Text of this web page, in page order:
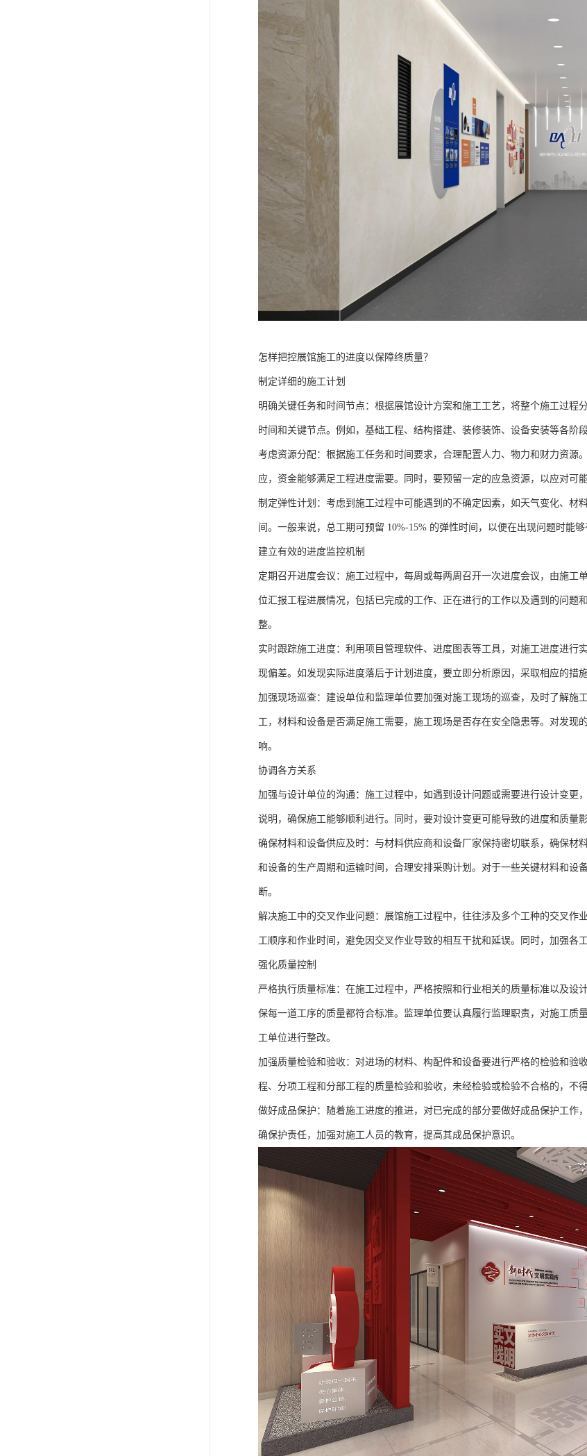
怎样把控展馆施工的进度以保障终质量？
制定详细的施工计划
明确关键任务和时间节点：根据展馆设计方案和施工工艺，将整个施工过程
时间和关键节点。例如，基础工程、结构搭建、装修装饰、设备安装等各阶
考虑资源分配：根据施工任务和时间要求，合理配置人力、物力和财力资源
应，资金能够满足工程进度需要。同时，要预留一定的应急资源，以应对可能
制定弹性计划：考虑到施工过程中可能遇到的不确定因素，如天气变化、材
间。一般来说，总工期可预留 10%-15% 的弹性时间，以便在出现问题时能
建立有效的进度监控机制
定期召开进度会议：施工过程中，每周或每两周召开一次进度会议，由施工
位汇报工程进展情况，包括已完成的工作、正在进行的工作以及遇到的问题
整。
实时跟踪施工进度：利用项目管理软件、进度图表等工具，对施工进度进行
现偏差。如发现实际进度落后于计划进度，要立即分析原因，采取相应的措施
加强现场巡查：建设单位和监理单位要加强对施工现场的巡查，及时了解施
工，材料和设备是否满足施工需要，施工现场是否存在安全隐患等。对发现
响。
协调各方关系
加强与设计单位的沟通：施工过程中，如遇到设计问题或需要进行设计变更
说明，确保施工能够顺利进行。同时，要对设计变更可能导致的进度和质量
确保材料和设备供应及时：与材料供应商和设备厂家保持密切联系，确保材
和设备的生产周期和运输时间，合理安排采购计划。对于一些关键材料和设
断。
解决施工中的交叉作业问题：展馆施工过程中，往往涉及多个工种的交叉作
工顺序和作业时间，避免因交叉作业导致的相互干扰和延误。同时，加强各
强化质量控制
严格执行质量标准：在施工过程中，严格按照和行业相关的质量标准以及设
保每一道工序的质量都符合标准。监理单位要认真履行监理职责，对施工质
工单位进行整改。
加强质量检验和验收：对进场的材料、构配件和设备要进行严格的检验和验
程、分项工程和分部工程的质量检验和验收，未经检验或检验不合格的，不
做好成品保护：随着施工进度的推进，对已完成的部分要做好成品保护工作
确保护责任，加强对施工人员的教育，提高其成品保护意识。